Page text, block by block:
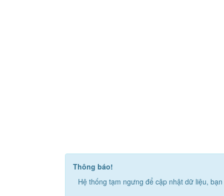
Thông báo!
Hệ thống tạm ngưng để cập nhật dữ liệu,